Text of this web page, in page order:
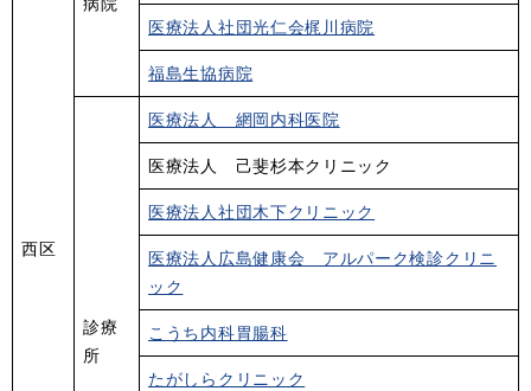
西区
医療法人社団光仁会梶川病院
福島生協病院
診療
所
医療法人 網岡内科医院
医療法人 己斐杉本クリニック
医療法人社団木下クリニック
医療法人広島健康会 アルパーク検診クリニ
ック
こうち内科胃腸科
たがしらクリニック